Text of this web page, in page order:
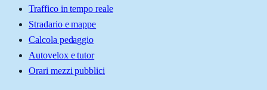
Traffico in tempo reale
Stradario e mappe
Calcola pedaggio
Autovelox e tutor
Orari mezzi pubblici